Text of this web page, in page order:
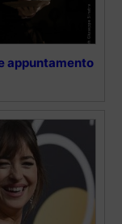
appuntamento